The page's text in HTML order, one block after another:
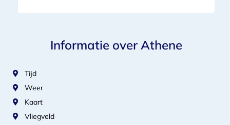
Informatie over Athene
Tijd
Weer
Kaart
Vliegveld